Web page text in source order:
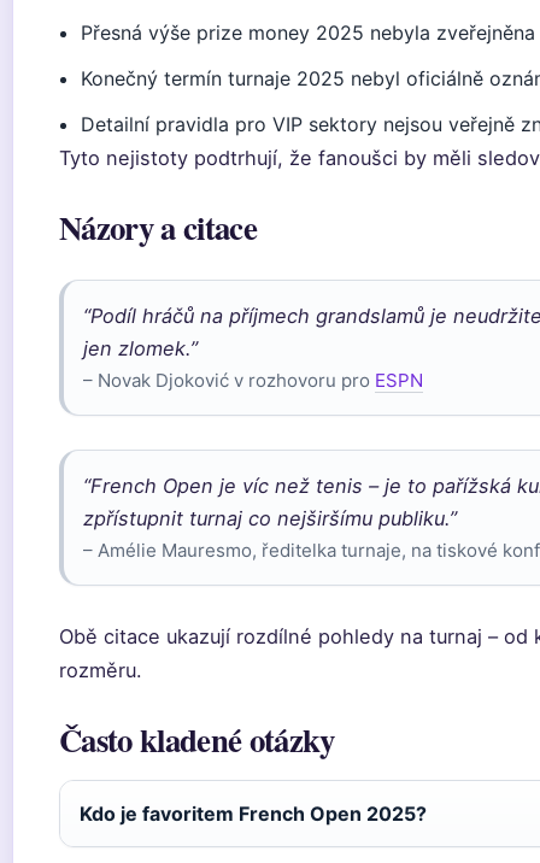
Přesná výše prize money 2025 nebyla
Konečný termín turnaje 2025 nebyl oficiálně
Detailní pravidla pro VIP sektory nejsou veřejně
Tyto nejistoty podtrhují, že fanoušci by měli
Názory a citace
“Podíl hráčů na příjmech grandslamů je
jen zlomek.”
– Novak Djoković v rozhovoru pro ESPN
“French Open je víc než tenis – je to pařížská
zpřístupnit turnaj co nejširšímu publiku.”
– Amélie Mauresmo, ředitelka turnaje, na tiskové
Obě citace ukazují rozdílné pohledy na turnaj –
rozměru.
Často kladené otázky
Kdo je favoritem French Open 2025?